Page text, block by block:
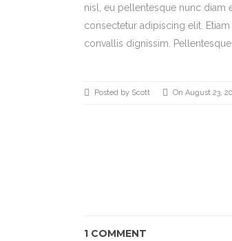
nisl, eu pellentesque nunc diam
consectetur adipiscing elit.
convallis dignissim.
Posted by Scott On August 23,
1 COMMENT